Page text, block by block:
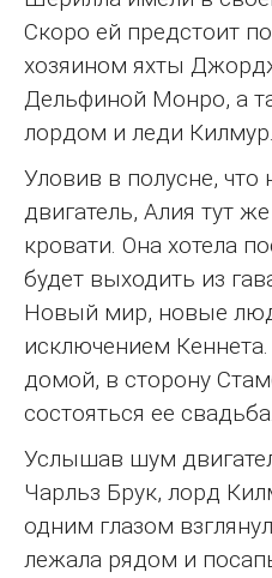
Скоро ей предстоит
хозяином яхты
Дельфиной Монро, а
лордом и леди Килмур.
Уловив в полусне, что
двигатель, Алия тут
кровати. Она хотела
будет выходить из
Новый мир, новые
исключением
домой, в сторону
состояться ее свадьба.
Услышав шум
Чарльз Брук, лорд
одним глазом
лежала рядом и